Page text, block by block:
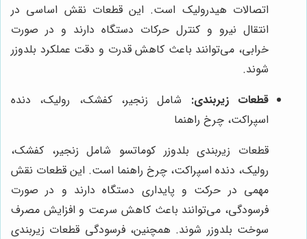
اتصالات هیدرولیک است. این قطعات نقش اساسی در
انتقال نیرو و کنترل حرکات دستگاه دارند و در صورت
خرابی، می‌توانند باعث کاهش قدرت و دقت عملکرد بلدوزر
شوند.
قطعات زیربندی: شامل زنجیر، کفشک، رولیک، دنده
اسپراکت، چرخ راهنما
قطعات زیربندی بلدوزر کوماتسو شامل زنجیر، کفشک،
رولیک، دنده اسپراکت، چرخ راهنما است. این قطعات نقش
مهمی در حرکت و پایداری دستگاه دارند و در صورت
فرسودگی، می‌توانند باعث کاهش سرعت و افزایش مصرف
سوخت بلدوزر شوند. همچنین، فرسودگی قطعات زیربندی